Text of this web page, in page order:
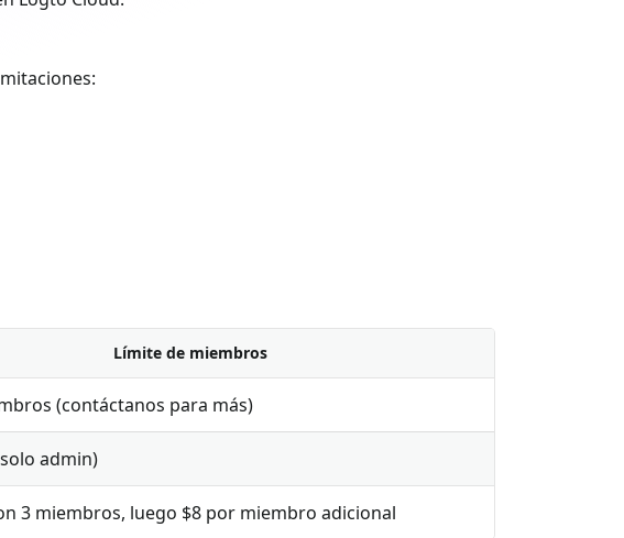
Límite de miembros
(contáctanos para más)
admin)
3 miembros, luego $8 por miembro adicional